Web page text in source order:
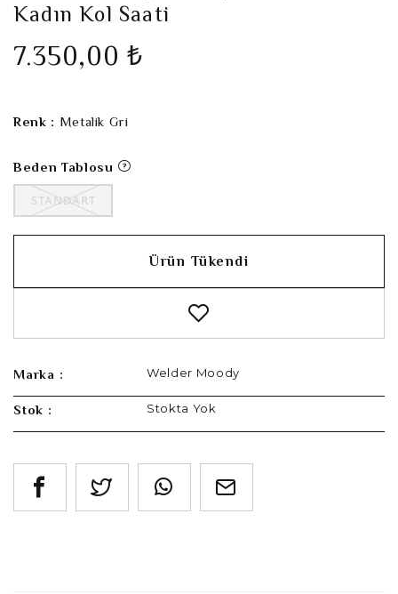
Kadın Kol Saati
7.350,00 ₺
Renk : Metalik Gri
Beden Tablosu
STANDART
Ürün Tükendi
Marka : Welder Moody
Stok : Stokta Yok